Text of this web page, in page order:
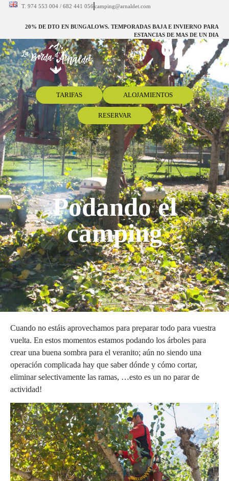
T. 974 553 004 / 682 441 056 camping@arnaldet.com
20% DE DTO EN BUNGALOWS. TEMPORADAS BAJA E INVIERNO PARA
ESTANCIAS DE MAS DE UN DIA
TARIFAS ALOJAMIENTOS
RESERVAR
Podando el
camping
Cuando no estáis aprovechamos para preparar todo para vuestra
vuelta. En estos momentos estamos podando los árboles para
crear una buena sombra para el veranito; aún no siendo una
operación complicada hay que saber dónde y cómo cortar,
eliminar selectivamente las ramas, …esto es un no parar de
actividad!